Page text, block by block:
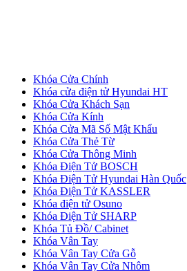
Cửa Gỗ MDF Veneer
Khóa Cửa Chính
Khóa cửa điện tử Hyundai HT
Khóa Cửa Khách Sạn
Khóa Cửa Kính
Khóa Cửa Mã Số Mật Khẩu
Khóa Cửa Thẻ Từ
Khóa Cửa Thông Minh
Khóa Điện Tử BOSCH
Khóa Điện Tử Hyundai Hàn Quốc
Khóa Điện Tử KASSLER
Khóa điện tử Osuno
Khóa Điện Tử SHARP
Khóa Tủ Đồ/ Cabinet
Khóa Vân Tay
Khóa Vân Tay Cửa Gỗ
Khóa Vân Tay Cửa Nhôm